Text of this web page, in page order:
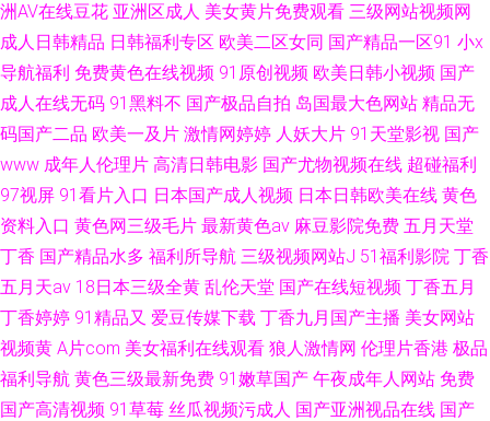
洲AV在线豆花 亚洲区成人 美女黄片免费观看 三级网站视频网
成人日韩精品 日韩福利专区 欧美二区女同 国产精品一区91 小x
导航福利 免费黄色在线视频 91原创视频 欧美日韩小视频 国产
成人在线无码 91黑料不 国产极品自拍 岛国最大色网站 精品无
码国产二品 欧美一及片 激情网婷婷 人妖大片 91天堂影视 国产
www 成年人伦理片 高清日韩电影 国产尤物视频在线 超碰福利
97视屏 91看片入口 日本国产成人视频 日本日韩欧美在线 黄色
资料入口 黄色网三级毛片 最新黄色av 麻豆影院免费 五月天堂
丁香 国产精品水多 福利所导航 三级视频网站J 51福利影院 丁香
五月天av 18日本三级全黄 乱伦天堂 国产在线短视频 丁香五月
丁香婷婷 91精品又 爱豆传媒下载 丁香九月国产主播 美女网站
视频黄 A片com 美女福利在线观看 狼人激情网 伦理片香港 极品
福利导航 黄色三级最新免费 91嫩草国产 午夜成年人网站 免费
国产高清视频 91草莓 丝瓜视频污成人 国产亚洲视品在线 国产